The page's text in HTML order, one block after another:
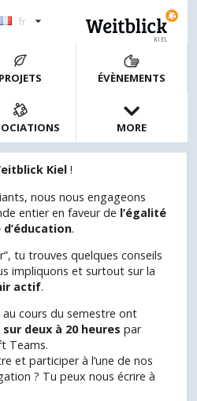
fr
KIEL
PROJETS ÉVÈNEMENTS
MORE
Kiel !
nous nous engageons
entier en faveur de l’égalité
.
tu trouves quelques conseils
impliquons et surtout sur la
actif.
au cours du semestre ont
deux à 20 heures par
Teams.
et participer à l’une de nos
? Tu peux nous écrire à